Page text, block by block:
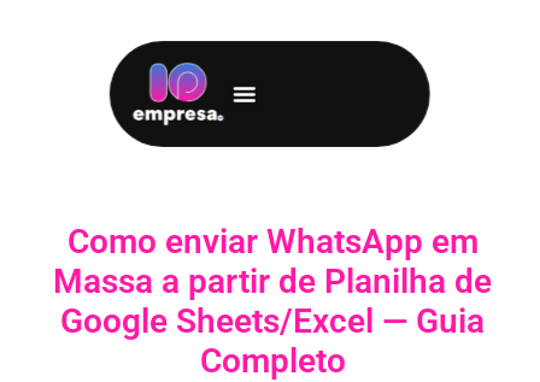
Como enviar WhatsApp em
Massa a partir de Planilha de
Google Sheets/Excel — Guia
Completo